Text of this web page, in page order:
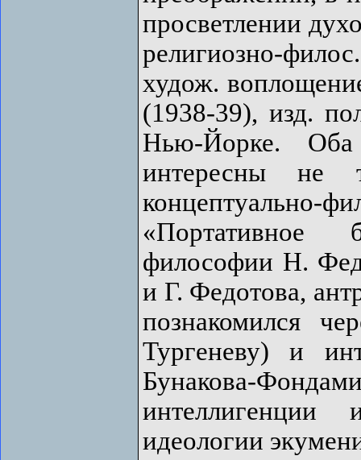
просветлении
религиозно-
худож.
(1938-39), изд.
Нью-Йорке. Оба
интересны не
концептуально-
«Портативное
философии Н.
и Г. Федотова,
познакомился
Тургеневу) и
Бунакова-
интеллигенции
идеологии